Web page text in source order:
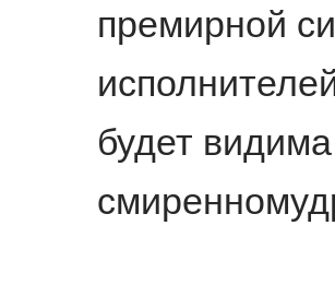
премирной
будет